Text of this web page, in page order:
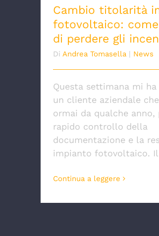
Cambio titolarità
fotovoltaico:
di perdere gli
Di Andrea Tomasella News
Questa settimana mi
un cliente aziendale
ormai da qualche anno,
rapido controllo della
documentazione e la
impianto fotovoltaico.
Continua a leggere